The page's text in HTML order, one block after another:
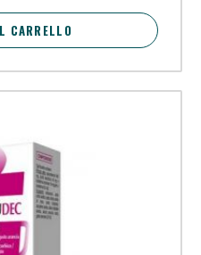
CARRELLO
fino al 55% valido